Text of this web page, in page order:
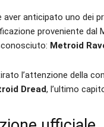
aver anticipato uno dei
proveniente dal
Metroid
l’attenzione della
Dread, l’ultimo